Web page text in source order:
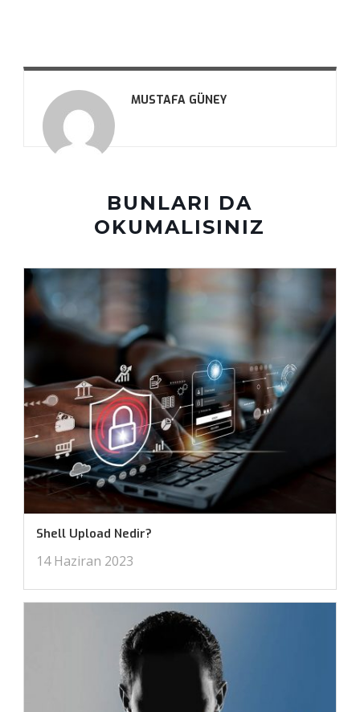
MUSTAFA GÜNEY
BUNLARI DA
OKUMALISINIZ
Shell Upload Nedir?
14 Haziran 2023